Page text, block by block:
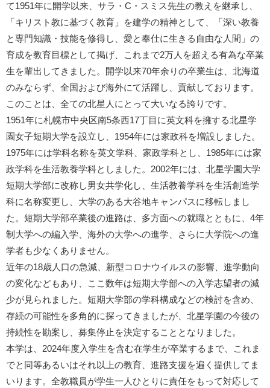
て1951年に開学以来、サラ・C・スミス先生の教えを継承し、
「キリスト教に基づく教育」を建学の精神として、「深い教養
と専門知識・技能を修得し、愛と奉仕に生きる自由な人間」の
育成を教育目標として掲げ、これまで2万人を超える有為な卒業
生を輩出してきました。開学以来70年余りの卒業生は、北海道
のみならず、全国および海外にて活躍し、貢献しております。
このことは、全ての北星人にとって大いなる誇りです。
1951年に札幌市中央区南5条西17丁目に英文科を擁する北星学
園女子短期大学を設立し、1954年には家政科を増設しました。
1975年には学科名称を英文学科、家政学科とし、1985年には家
政学科を生活教養学科としました。2002年には、北星学園大学
短期大学部に改称し男女共学化し、生活教養学科を生活創造学
科に名称変更し、大学のある大谷地キャンパスに移転しまし
た。短期大学部卒業後の進路は、多方面への就職とともに、4年
制大学への編入学、海外の大学への進学、さらに大学院への進
学者も少なくありません。
近年の18歳人口の急減、新型コロナウイルスの影響、進学動向
の変化などもあり、ここ数年は短期大学部への入学志望者の減
少が見られました。短期大学部の学科構成などの検討を含め、
存続の可能性を多角的に探ってきましたが、北星学園の今後の
持続性を勘案し、募集停止を決定することとなりました。
本学は、2024年度入学生を含む在学生が卒業するまで、これま
でと同等あるいはそれ以上の教育、進路支援を遍く提供してま
いります。全教職員が学生一人ひとりに責任をもって対応して